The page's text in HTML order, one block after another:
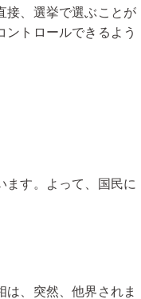
接、選挙で選ぶことが
トロールできるよう
ます。よって、国民に
、突然、他界されま